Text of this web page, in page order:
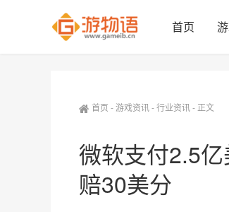
首页
首页 -游戏资讯-行业资讯- 正文
微软支付2.5
赔30美分